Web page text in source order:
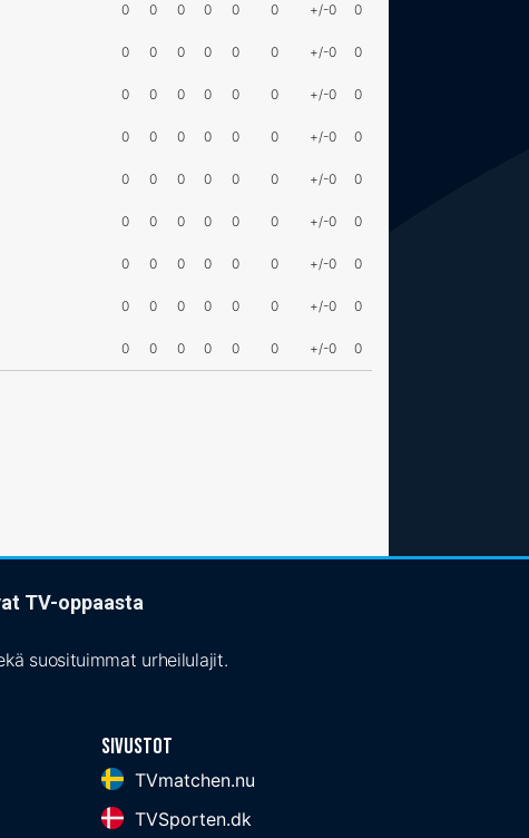
0 0 0 0 0 0 +/-0 0
0 0 0 0 0 0 +/-0 0
0 0 0 0 0 0 +/-0 0
0 0 0 0 0 0 +/-0 0
0 0 0 0 0 0 +/-0 0
0 0 0 0 0 0 +/-0 0
0 0 0 0 0 0 +/-0 0
0 0 0 0 0 0 +/-0 0
0 0 0 0 0 0 +/-0 0
TV-oppaasta
suosituimmat urheilulajit.
Sivustot
TVmatchen.nu
TVSporten.dk